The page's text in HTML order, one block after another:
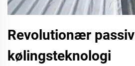
Revolutionær passiv
kølingsteknologi